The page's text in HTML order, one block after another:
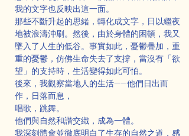
我的文字也反映出這一面。
那些不斷升起的思緒，轉化成文字，日以繼夜
地被浪濤沖刷。然後，由於身體的困頓，我又
墜入了人生的低谷。事實如此，憂鬱疊加，重
重的憂鬱，仿佛生命失去了支撐，當沒有「欲
望」的支持時，生活變得如此可怕。
後來，我觀察當地人的生活——他們日出而
作，日落而息，
唱歌，跳舞。
他們與自然和諧交織，成為一體。
我深刻體會並徹底明白了生存的自然之道，感